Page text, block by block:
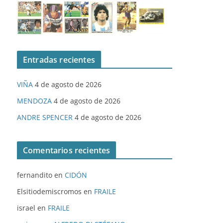
Entradas recientes
VIÑA 4 de agosto de 2026
MENDOZA 4 de agosto de 2026
ANDRE SPENCER 4 de agosto de 2026
Comentarios recientes
fernandito en CIDÓN
Elsitiodemiscromos en FRAILE
israel en FRAILE